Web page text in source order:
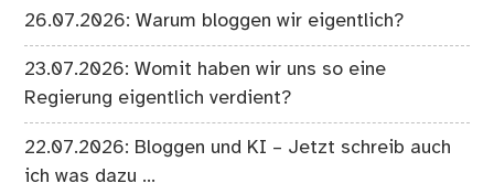
26.07.2026: Warum bloggen wir eigentlich?
23.07.2026: Womit haben wir uns so eine
Regierung eigentlich verdient?
22.07.2026: Bloggen und KI – Jetzt schreib auch
ich was dazu …